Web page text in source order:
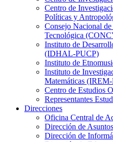
Centro de
Políticas y
Consejo Nacional
Tecnológica
Instituto de
(IDHAL-PUCP)
Instituto de
Instituto de
Matemáticas
Centro de Estudios
Representantes
Direcciones
Oficina Central de
Dirección de
Dirección de